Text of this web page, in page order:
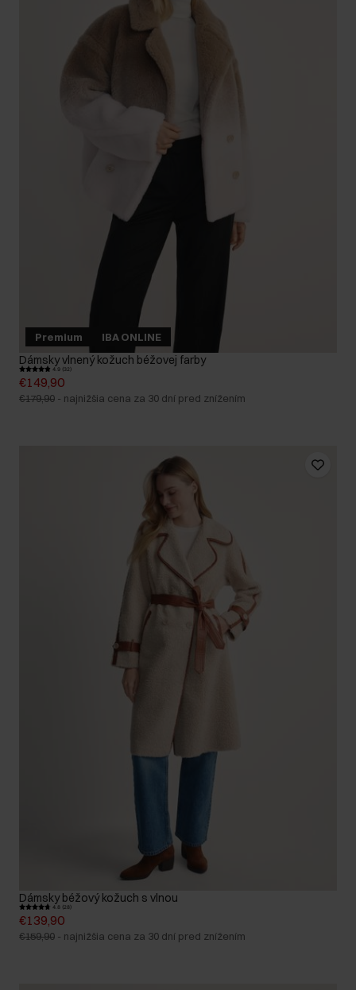
Premium IBA ONLINE
Dámsky vlnený kožuch béžovej farby
4.9 (32)
€149,90
€179,90 - najnižšia cena za 30 dní pred znížením
Dámsky béžový kožuch s vlnou
4.8 (28)
€139,90
€159,90 - najnižšia cena za 30 dní pred znížením